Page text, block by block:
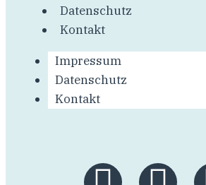
Datenschutz
Kontakt
Impressum
Datenschutz
Kontakt